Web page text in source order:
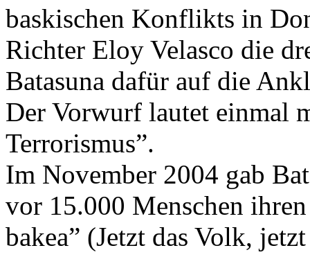
baskischen Konflikts in
Richter Eloy Velasco die
Batasuna dafür auf die
Der Vorwurf lautet einmal
Terrorismus”.
Im November 2004 gab
vor 15.000 Menschen
bakea” (Jetzt das Volk,